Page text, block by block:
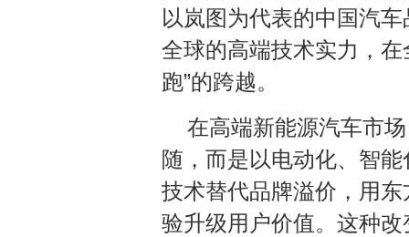
以岚图为代表的中国汽
全球的高端技术实力，在
跑”的跨越。
在高端新能源汽车市
随，而是以电动化、智
技术替代品牌溢价，用
验升级用户价值。这种